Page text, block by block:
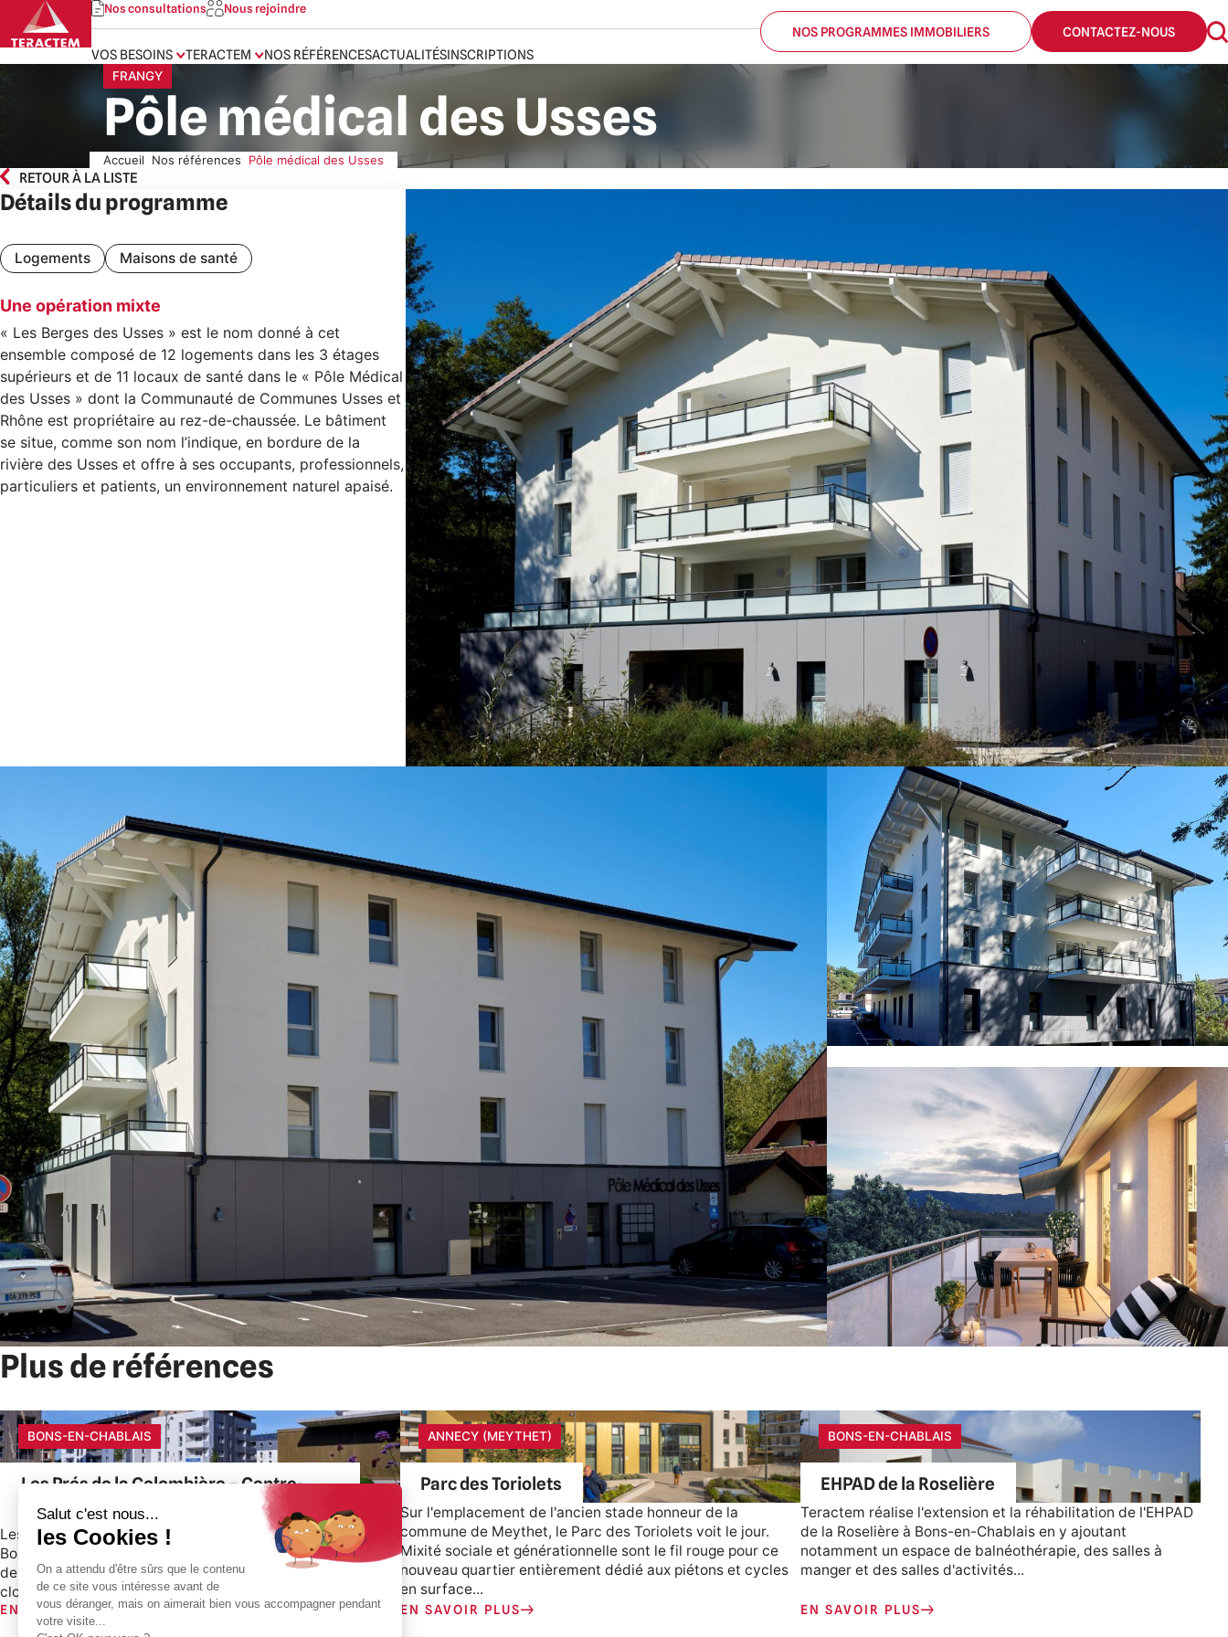
content
Nos consultations Nous rejoindre
VOS BESOINS TERACTEM NOS RÉFÉRENCESACTUALITÉSINSCRIPTIONS
FRANGY
Pôle médical des Usses
Accueil Nos références Pôle médical des Usses
RETOUR À LA LISTE
Détails du programme
Logements Maisons de santé
Une opération mixte
« Les Berges des Usses » est le nom donné à cet
ensemble composé de 12 logements dans les 3 étages
supérieurs et de 11 locaux de santé dans le « Pôle Médical
des Usses » dont la Communauté de Communes Usses et
Rhône est propriétaire au rez-de-chaussée. Le bâtiment
se situe, comme son nom l’indique, en bordure de la
rivière des Usses et offre à ses occupants, professionnels,
particuliers et patients, un environnement naturel apaisé.
Plus de références
BONS-EN-CHABLAIS
Les Prés de la Colombière – Centre-
village
Les Prés de la Colombière étendent le centre-village de
Bons-en-Chablais sur 4 hectares en direction du hameau
de Saint Didier en y créant un cœur animé "de clocher à
clocher"...
EN SAVOIR PLUS
ANNECY (MEYTHET)
Parc des Toriolets
Sur l'emplacement de l'ancien stade honneur de la
commune de Meythet, le Parc des Toriolets voit le jour.
Mixité sociale et générationnelle sont le fil rouge pour ce
nouveau quartier entièrement dédié aux piétons et cycles
en surface...
EN SAVOIR PLUS
BONS-EN-CHABLAIS
EHPAD de la Roselière
Teractem réalise l'extension et la réhabilitation de l'EHPAD
de la Roselière à Bons-en-Chablais en y ajoutant
notamment un espace de balnéothérapie, des salles à
manger et des salles d'activités...
EN SAVOIR PLUS
+33(0)4 50 08 31